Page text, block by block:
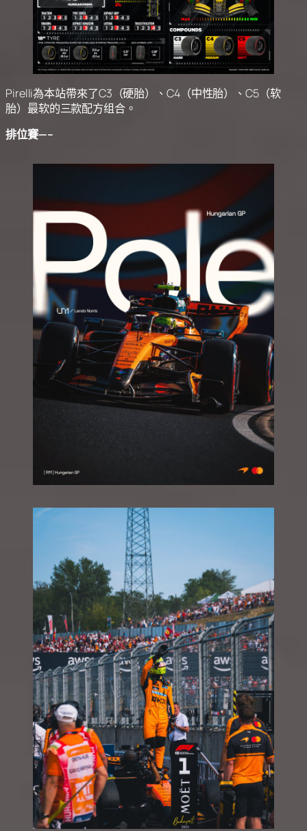
Pirelli為本站帶來了C3（硬胎）、C4（中性胎）、C5（软
胎）最软的三款配方组合。
排位賽—–